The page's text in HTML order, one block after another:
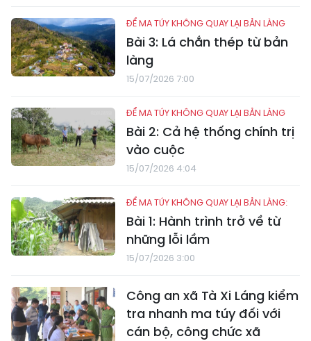
ĐỂ MA TÚY KHÔNG QUAY LẠI BẢN LÀNG
Bài 3: Lá chắn thép từ bản
làng
15/07/2026 7:00
ĐỂ MA TÚY KHÔNG QUAY LẠI BẢN LÀNG
Bài 2: Cả hệ thống chính trị
vào cuộc
15/07/2026 4:04
ĐỂ MA TÚY KHÔNG QUAY LẠI BẢN LÀNG:
Bài 1: Hành trình trở về từ
những lỗi lầm
15/07/2026 3:00
Công an xã Tà Xi Láng kiểm
tra nhanh ma túy đối với
cán bộ, công chức xã